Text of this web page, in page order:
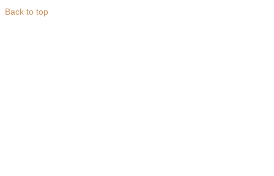
Back to top